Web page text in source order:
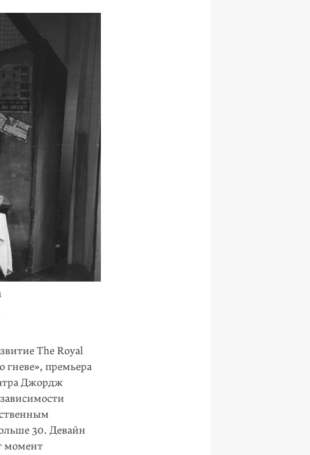
The Royal
гневе», премьера
Джордж
30. Девайн
момент